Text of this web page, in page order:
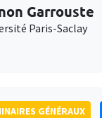
Garrouste
Paris-Saclay
GÉNÉRAUX